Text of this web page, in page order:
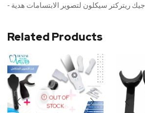
⁃ جيك ريتركتر سيكلون لتصوير الابتسامات هدية
Related Products
OUT OF
STOCK